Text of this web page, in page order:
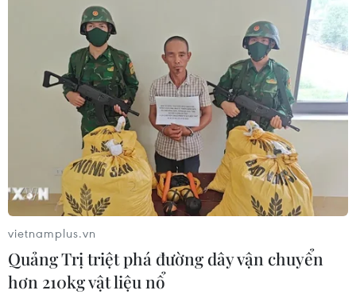
vietnamplus.vn
Quảng Trị triệt phá đường dây vận chuyển
hơn 210kg vật liệu nổ